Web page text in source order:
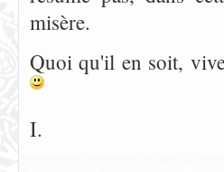
misère.
Quoi qu'il en soit,
I.